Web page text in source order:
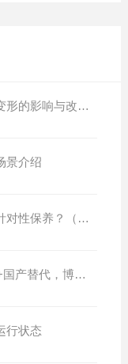
加工尺寸忽大忽小？分析数控机床热变形的影响与改善方案
景介绍
夏季高温高湿，数控机床该如何进行针对性保养？（附冬夏维保异同对比）
2026机床行业迎景气拐点！需求爆发+国产替代，博斯曼数控设备产销两旺发货忙
行状态